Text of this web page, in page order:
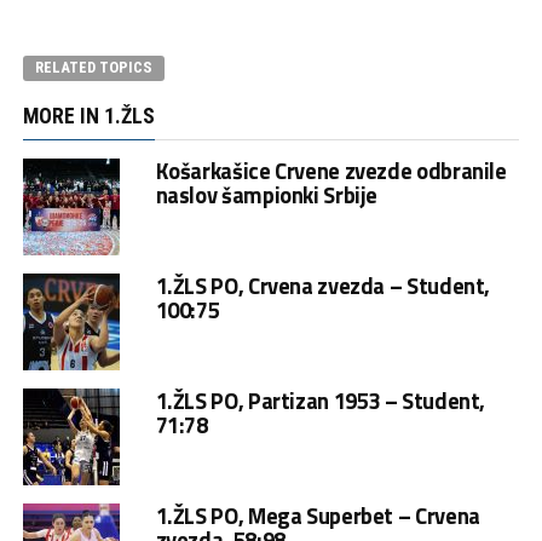
RELATED TOPICS
MORE IN 1.ŽLS
Košarkašice Crvene zvezde odbranile
naslov šampionki Srbije
1.ŽLS PO, Crvena zvezda – Student,
100:75
1.ŽLS PO, Partizan 1953 – Student,
71:78
1.ŽLS PO, Mega Superbet – Crvena